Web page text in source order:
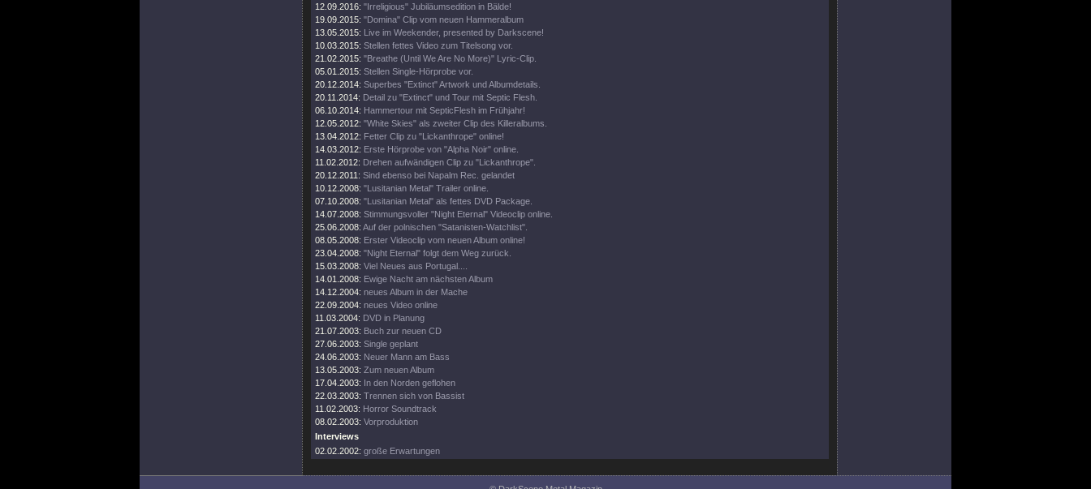
12.09.2016: "Irreligious" Jubiläumsedition in Bälde!
19.09.2015: "Domina" Clip vom neuen Hammeralbum
13.05.2015: Live im Weekender, presented by Darkscene!
10.03.2015: Stellen fettes Video zum Titelsong vor.
21.02.2015: "Breathe (Until We Are No More)" Lyric-Clip.
05.01.2015: Stellen Single-Hörprobe vor.
20.12.2014: Superbes "Extinct" Artwork und Albumdetails.
20.11.2014: Detail zu "Extinct" und Tour mit Septic Flesh.
06.10.2014: Hammertour mit SepticFlesh im Frühjahr!
12.05.2012: "White Skies" als zweiter Clip des Killeralbums.
13.04.2012: Fetter Clip zu "Lickanthrope" online!
14.03.2012: Erste Hörprobe von "Alpha Noir" online.
11.02.2012: Drehen aufwändigen Clip zu "Lickanthrope".
20.12.2011: Sind ebenso bei Napalm Rec. gelandet
10.12.2008: "Lusitanian Metal" Trailer online.
07.10.2008: "Lusitanian Metal" als fettes DVD Package.
14.07.2008: Stimmungsvoller "Night Eternal" Videoclip online.
25.06.2008: Auf der polnischen "Satanisten-Watchlist".
08.05.2008: Erster Videoclip vom neuen Album online!
23.04.2008: "Night Eternal" folgt dem Weg zurück.
15.03.2008: Viel Neues aus Portugal....
14.01.2008: Ewige Nacht am nächsten Album
14.12.2004: neues Album in der Mache
22.09.2004: neues Video online
11.03.2004: DVD in Planung
21.07.2003: Buch zur neuen CD
27.06.2003: Single geplant
24.06.2003: Neuer Mann am Bass
13.05.2003: Zum neuen Album
17.04.2003: In den Norden geflohen
22.03.2003: Trennen sich von Bassist
11.02.2003: Horror Soundtrack
08.02.2003: Vorproduktion
Interviews
02.02.2002: große Erwartungen